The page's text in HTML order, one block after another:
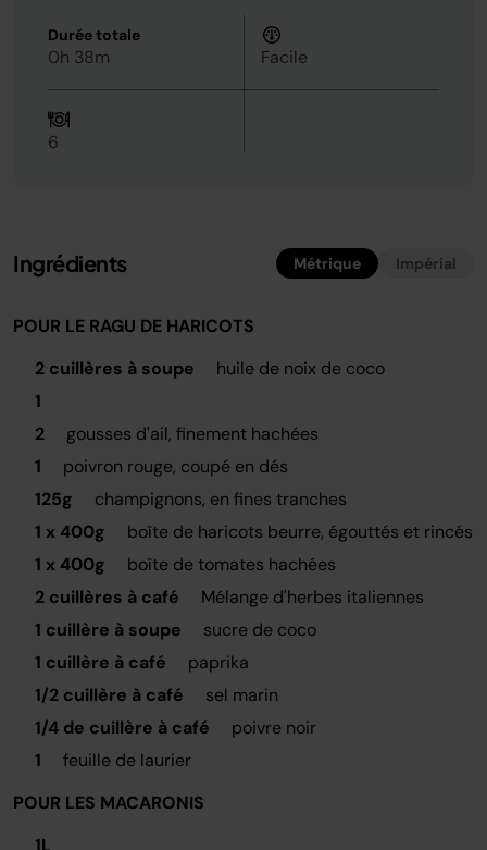
Durée totale
0h 38m Facile
6
Ingrédients Métrique Impérial
POUR LE RAGU DE HARICOTS
2 cuillères à soupe
huile de noix de coco
1
2
gousses d'ail, finement hachées
1
poivron rouge, coupé en dés
125g
champignons, en fines tranches
1 x 400g
boîte de haricots beurre, égouttés et rincés
1 x 400g
boîte de tomates hachées
2 cuillères à café
Mélange d'herbes italiennes
1 cuillère à soupe
sucre de coco
1 cuillère à café
paprika
1/2 cuillère à café
sel marin
1/4 de cuillère à café
poivre noir
1
feuille de laurier
POUR LES MACARONIS
1L